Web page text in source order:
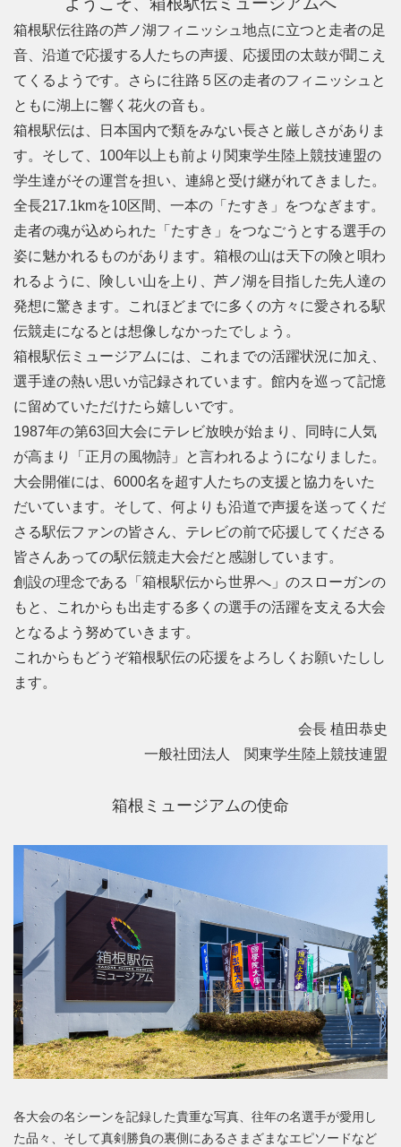
箱根駅伝往路の芦ノ湖フィニッシュ地点に立つと走者の足
音、沿道で応援する人たちの声援、応援団の太鼓が聞こえ
てくるようです。さらに往路５区の走者のフィニッシュと
ともに湖上に響く花火の音も。
箱根駅伝は、日本国内で類をみない長さと厳しさがありま
す。そして、100年以上も前より関東学生陸上競技連盟の
学生達がその運営を担い、連綿と受け継がれてきました。
全長217.1kmを10区間、一本の「たすき」をつなぎます。
走者の魂が込められた「たすき」をつなごうとする選手の
姿に魅かれるものがあります。箱根の山は天下の険と唄わ
れるように、険しい山を上り、芦ノ湖を目指した先人達の
発想に驚きます。これほどまでに多くの方々に愛される駅
伝競走になるとは想像しなかったでしょう。
箱根駅伝ミュージアムには、これまでの活躍状況に加え、
選手達の熱い思いが記録されています。館内を巡って記憶
に留めていただけたら嬉しいです。
1987年の第63回大会にテレビ放映が始まり、同時に人気
が高まり「正月の風物詩」と言われるようになりました。
大会開催には、6000名を超す人たちの支援と協力をいた
だいています。そして、何よりも沿道で声援を送ってくだ
さる駅伝ファンの皆さん、テレビの前で応援してくださる
皆さんあっての駅伝競走大会だと感謝しています。
創設の理念である「箱根駅伝から世界へ」のスローガンの
もと、これからも出走する多くの選手の活躍を支える大会
となるよう努めていきます。
これからもどうぞ箱根駅伝の応援をよろしくお願いたしし
ます。
会長 植田恭史
一般社団法人 関東学生陸上競技連盟
箱根ミュージアムの使命
各大会の名シーンを記録した貴重な写真、往年の名選手が愛用し
た品々、そして真剣勝負の裏側にあるさまざまなエピソードなど